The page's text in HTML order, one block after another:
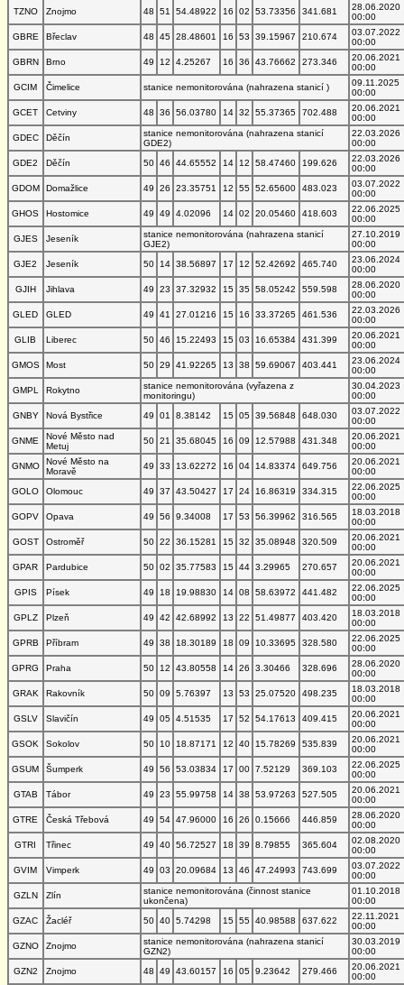
TZNO
Znojmo 48 51 54.48922 16 02 53.73356 341.681
28.06.2020
00:00
GBRE
Břeclav 48 45 28.48601 16 53 39.15967 210.674
03.07.2022
00:00
GBRN
Brno 49 12 4.25267 16 36 43.76662 273.346
20.06.2021
00:00
GCIM
Čimelice stanice nemonitorována (nahrazena stanicí )
09.11.2025
00:00
GCET
Cetviny 48 36 56.03780 14 32 55.37365 702.488
20.06.2021
00:00
GDEC
Děčín
stanice nemonitorována (nahrazena stanicí
GDE2)
22.03.2026
00:00
GDE2
Děčín 50 46 44.65552 14 12 58.47460 199.626
22.03.2026
00:00
GDOM
Domažlice 49 26 23.35751 12 55 52.65600 483.023
03.07.2022
00:00
GHOS
Hostomice 49 49 4.02096 14 02 20.05460 418.603
22.06.2025
00:00
GJES
Jeseník
stanice nemonitorována (nahrazena stanicí
GJE2)
27.10.2019
00:00
GJE2
Jeseník 50 14 38.56897 17 12 52.42692 465.740
23.06.2024
00:00
GJIH
Jihlava 49 23 37.32932 15 35 58.05242 559.598
28.06.2020
00:00
GLED
GLED 49 41 27.01216 15 16 33.37265 461.536
22.03.2026
00:00
GLIB
Liberec 50 46 15.22493 15 03 16.65384 431.399
20.06.2021
00:00
GMOS
Most 50 29 41.92265 13 38 59.69067 403.441
23.06.2024
00:00
GMPL
Rokytno
stanice nemonitorována (vyřazena z
monitoringu)
30.04.2023
00:00
GNBY
Nová Bystřice 49 01 8.38142 15 05 39.56848 648.030
03.07.2022
00:00
GNME
Nové Město nad
Metuj
50 21 35.68045 16 09 12.57988 431.348
20.06.2021
00:00
GNMO
Nové Město na
Moravě
49 33 13.62272 16 04 14.83374 649.756
20.06.2021
00:00
GOLO
Olomouc 49 37 43.50427 17 24 16.86319 334.315
22.06.2025
00:00
GOPV
Opava 49 56 9.34008 17 53 56.39962 316.565
18.03.2018
00:00
GOST
Ostroměř 50 22 36.15281 15 32 35.08948 320.509
20.06.2021
00:00
GPAR
Pardubice 50 02 35.77583 15 44 3.29965 270.657
20.06.2021
00:00
GPIS
Písek 49 18 19.98830 14 08 58.63972 441.482
22.06.2025
00:00
GPLZ
Plzeň 49 42 42.68992 13 22 51.49877 403.420
18.03.2018
00:00
GPRB
Příbram 49 38 18.30189 18 09 10.33695 328.580
22.06.2025
00:00
GPRG
Praha 50 12 43.80558 14 26 3.30466 328.696
28.06.2020
00:00
GRAK
Rakovník 50 09 5.76397 13 53 25.07520 498.235
18.03.2018
00:00
GSLV
Slavičín 49 05 4.51535 17 52 54.17613 409.415
20.06.2021
00:00
GSOK
Sokolov 50 10 18.87171 12 40 15.78269 535.839
20.06.2021
00:00
GSUM
Šumperk 49 56 53.03834 17 00 7.52129 369.103
22.06.2025
00:00
GTAB
Tábor 49 23 55.99758 14 38 53.97263 527.505
20.06.2021
00:00
GTRE
Česká Třebová 49 54 47.96000 16 26 0.15666 446.859
28.06.2020
00:00
GTRI
Třinec 49 40 56.72527 18 39 8.79855 365.604
02.08.2020
00:00
GVIM
Vimperk 49 03 20.09684 13 46 47.24993 743.699
03.07.2022
00:00
GZLN
Zlín
stanice nemonitorována (činnost stanice
ukončena)
01.10.2018
00:00
GZAC
Žacléř 50 40 5.74298 15 55 40.98588 637.622
22.11.2021
00:00
GZNO
Znojmo
stanice nemonitorována (nahrazena stanicí
GZN2)
30.03.2019
00:00
GZN2
Znojmo 48 49 43.60157 16 05 9.23642 279.466
20.06.2021
00:00